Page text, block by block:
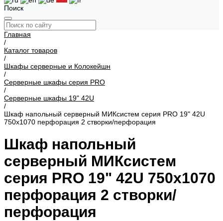
Поиск
Главная
/
Каталог товаров
/
Шкафы серверные и Колокейшн
/
Серверные шкафы серия PRO
/
Серверные шкафы 19" 42U
/
Шкаф напольный серверный МИКсистем серия PRO 19" 42U
750x1070 перфорация 2 створки/перфорация
Шкаф напольный
серверный МИКсистем
серия PRO 19" 42U 750x1070
перфорация 2 створки/
перфорация